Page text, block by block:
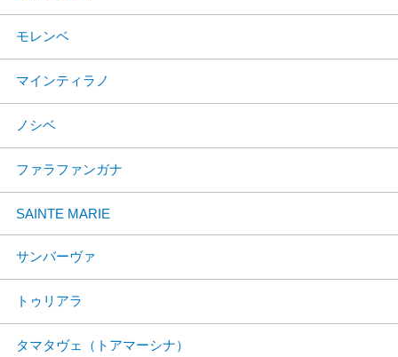
モレンベ
マインティラノ
ノシベ
ファラファンガナ
SAINTE MARIE
サンバーヴァ
トゥリアラ
タマタヴェ（トアマーシナ）